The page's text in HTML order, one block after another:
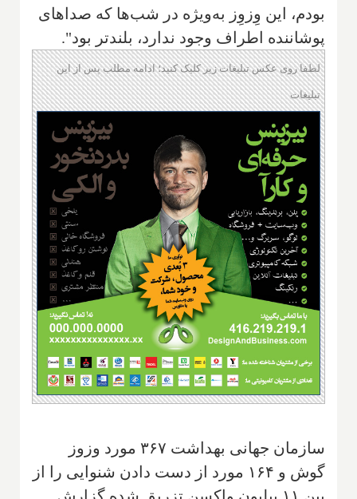
بودم، این وِزوِز به‌ویژه در شب‌ها که صداهای
پوشاننده اطراف وجود ندارد، بلندتر بود".
لطفا روی عکس تبلیغات زیر کلیک کنید؛ ادامه مطلب پس از این
تبلیغات
سازمان جهانی بهداشت ۳۶۷ مورد وزوز
گوش و ۱۶۴ مورد از دست دادن شنوایی را از